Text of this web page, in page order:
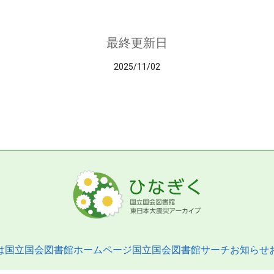
最終更新日
2025/11/02
国立国会図書館ホームページ国立国会図書館サーチお知らせ